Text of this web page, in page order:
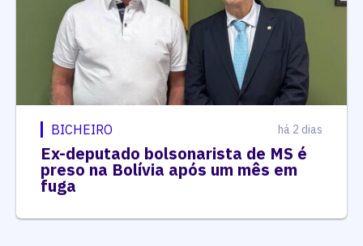
BICHEIRO há 2 dias
Ex-deputado bolsonarista de MS é
preso na Bolívia após um mês em
fuga